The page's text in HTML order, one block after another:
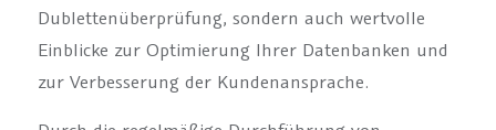
Dublettenüberprüfung, sondern auch wertvolle
Einblicke zur Optimierung Ihrer Datenbanken und
zur Verbesserung der Kundenansprache.